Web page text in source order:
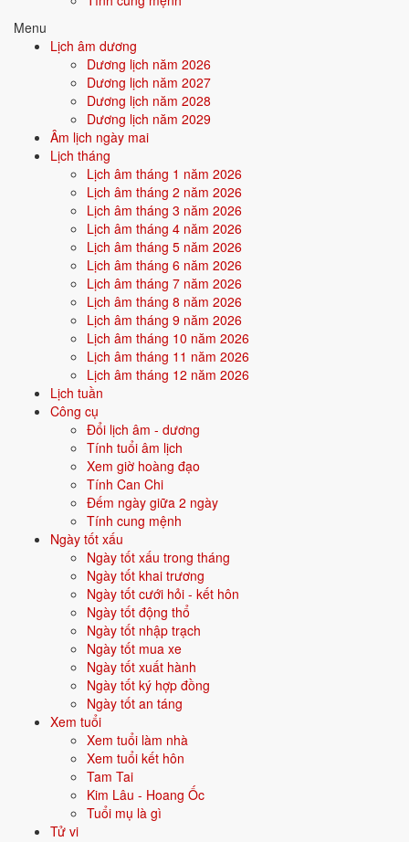
Menu
Lịch âm dương
Dương lịch năm 2026
Dương lịch năm 2027
Dương lịch năm 2028
Dương lịch năm 2029
Âm lịch ngày mai
Lịch tháng
Lịch âm tháng 1 năm 2026
Lịch âm tháng 2 năm 2026
Lịch âm tháng 3 năm 2026
Lịch âm tháng 4 năm 2026
Lịch âm tháng 5 năm 2026
Lịch âm tháng 6 năm 2026
Lịch âm tháng 7 năm 2026
Lịch âm tháng 8 năm 2026
Lịch âm tháng 9 năm 2026
Lịch âm tháng 10 năm 2026
Lịch âm tháng 11 năm 2026
Lịch âm tháng 12 năm 2026
Lịch tuần
Công cụ
Đổi lịch âm - dương
Tính tuổi âm lịch
Xem giờ hoàng đạo
Tính Can Chi
Đếm ngày giữa 2 ngày
Tính cung mệnh
Ngày tốt xấu
Ngày tốt xấu trong tháng
Ngày tốt khai trương
Ngày tốt cưới hỏi - kết hôn
Ngày tốt động thổ
Ngày tốt nhập trạch
Ngày tốt mua xe
Ngày tốt xuất hành
Ngày tốt ký hợp đồng
Ngày tốt an táng
Xem tuổi
Xem tuổi làm nhà
Xem tuổi kết hôn
Tam Tai
Kim Lâu - Hoang Ốc
Tuổi mụ là gì
Tử vi
Quan hệ Can × Chi (Kim sinh Thủy):
tâm nuôi dưỡng hành động. Người này có xu hướng âm thầm hy sinh
để người khác/môi trường tỏa sáng.
Điểm mạnh:Kiên nhẫn, bền bỉ, âm thầm tích lũy, có sức cống
Điểm cần lưu ý:Dễ bị bào mòn năng lượng nếu không biết giữ
giới hạn cho bản thân.
Bối cảnh vận khí khi sinh năm 1971
Người sinh năm1971rơi vào Vận 6 - Lục Bạch Kim
trong chu kỳ Tam Nguyên Cửu Vận. Mệnh Kim sinh trong Vận 6 Lục
Bạch Kim (Kim) - đồng hành cộng hưởng, vận khí khi sinh thuận theo
bản mệnh, tiềm năng phát huy mạnh trong thời đại của quyền lực,
công nghiệp.
Tính chất vận:Quyền lực, công nghiệp - Vận công nghiệp hoá,
quyền lực cứng, kỷ luật.
Quan hệ mệnh × vận:
Vận năm 2026 Bính Ngọ cho người sinh năm 1971
(Bính Ngọ), người tuổi
thuộc nhómTrung niên. Quan hệ với Thái Tuế năm xem:
với Thái Tuế
Năm tương đối ổn định - không có biến động lớn về vận khí.
Năm 2026 người sinh năm 1971 nên tập trung gì?
55 (Trung niên), người sinh năm 1971 nên ưu tiên các chủ
Sức khỏe
Con cái - giáo dục
Đặt tên cho người sinh năm 1971 mệnh Kim
Khi đặt tên cho người sinh năm
bộ chữ Hán thuộc hành bản mệnh hoặc hành tương sinh; tránh bộ chữ